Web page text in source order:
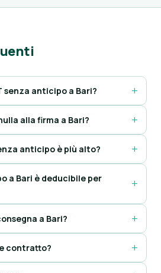
senza anticipo a Bari?
alla firma a Bari?
anticipo è più alto?
a Bari è deducibile per
a Bari?
contratto?